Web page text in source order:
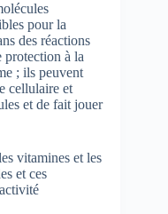
pour la
des réactions
protection à la
; ils peuvent
cellulaire et
et de fait jouer
vitamines et les
et ces